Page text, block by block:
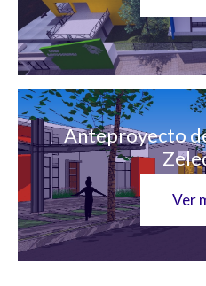
Anteproyecto
Ver